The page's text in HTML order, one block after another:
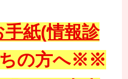
手紙(情報診
ちの方へ※※